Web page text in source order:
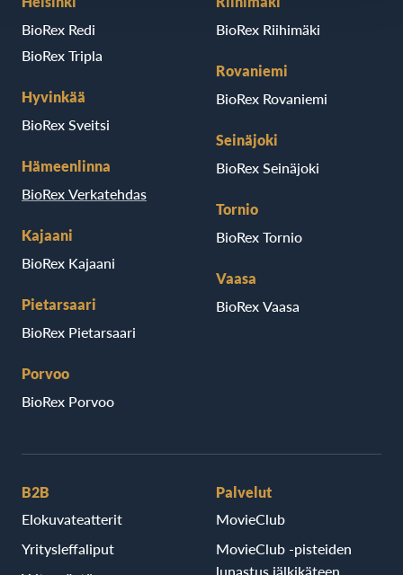
BioRex Redi
BioRex Tripla
Hyvinkää
BioRex Sveitsi
Hämeenlinna
BioRex Verkatehdas
Kajaani
BioRex Kajaani
Pietarsaari
BioRex Pietarsaari
Porvoo
BioRex Porvoo
BioRex Riihimäki
Rovaniemi
BioRex Rovaniemi
Seinäjoki
BioRex Seinäjoki
Tornio
BioRex Tornio
Vaasa
BioRex Vaasa
B2B
Elokuvateatterit
Yritysleffaliput
Palvelut
MovieClub
MovieClub -pisteiden
lunastus jälkikäteen